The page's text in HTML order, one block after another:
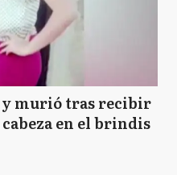
y murió tras recibir
en el brindis